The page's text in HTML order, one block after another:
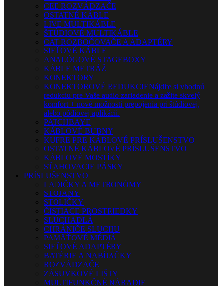
CEE ROZVÁDZAČE
OSTATNÉ KÁBLE
LIVE MULTIKÁBLE
ŠTÚDIOVÉ MULTIKÁBLE
CAT ROZBOČOVAČE A ADAPTÉRY
SIEŤOVÉ KÁBLE
ANALÓGOVÉ STAGEBOXY
KÁBLE METRÁŽ
KONEKTORY
KONEKTOROVÉ REDUKCIENájdite si vhodnú
redukciu pre Vaše audio zariadenie a zažite skvelý
komfort + nové možnosti prepojenia pri štúdiovej,
alebo pódiovej aplikácii.
PATCHBAYE
KÁBLOVÉ BUBNY
KUFRE PRE KÁBLOVÉ PRÍSLUŠENSTVO
OSTATNÉ KÁBLOVÉ PRÍSLUŠENSTVO
KÁBLOVÉ MOSTÍKY
SŤAHOVACIE PÁSKY
PRÍSLUŠENSTVO
LADIČKY A METRONÓMY
STOJANY
STOLIČKY
ČISTIACE PROSTRIEDKY
SLÚCHADLÁ
CHRÁNIČE SLUCHU
PAMÄŤOVÉ MÉDIÁ
SIEŤOVÉ ADAPTÉRY
BATÉRIE A NABÍJAČKY
ROZVÁDZAČE
ZÁSUVKOVÉ LIŠTY
MULTIFUNKČNÉ NÁRADIE